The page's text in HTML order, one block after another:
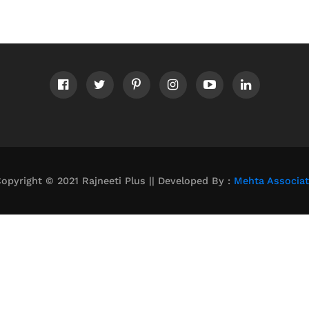
© 2021 Rajneeti Plus || Developed By : Mehta